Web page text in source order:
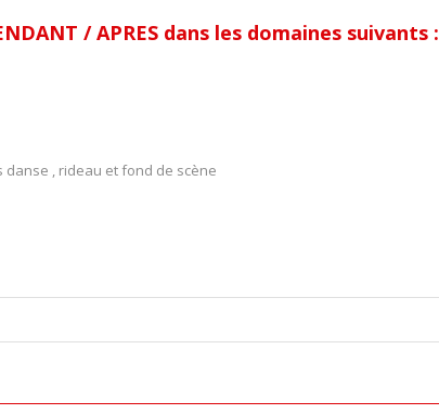
/ APRES dans les domaines suivants :
danse , rideau et fond de scène